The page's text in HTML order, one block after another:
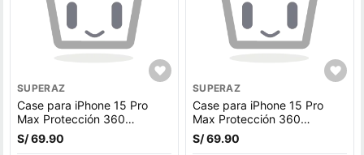
SUPERAZ
Case para iPhone 15 Pro
Max Protección 360
acabado puffer, degradado
rosado
S/ 69.90
SUPERAZ
Case para iPhone 15 Pro
Max Protección 360
acabado puffer, degradado
morado
S/ 69.90